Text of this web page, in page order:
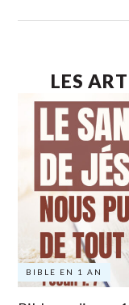
LES
BIBLE EN 1 AN